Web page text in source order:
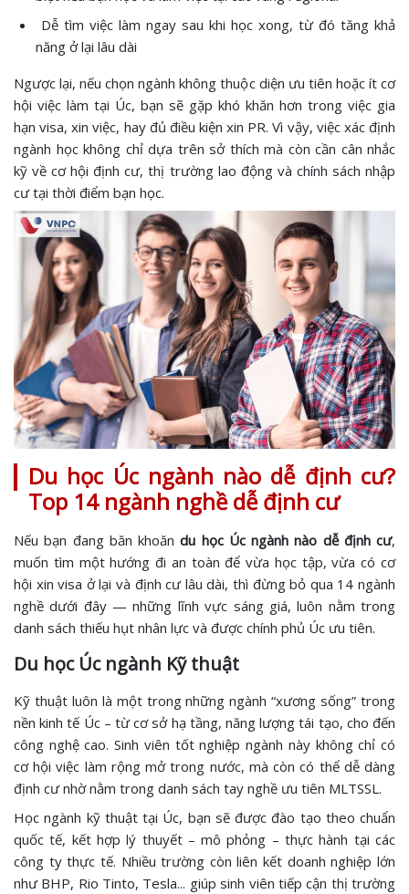
Dễ tìm việc làm ngay sau khi học xong, từ đó tăng khả
năng ở lại lâu dài
Ngược lại, nếu chọn ngành không thuộc diện ưu tiên hoặc ít cơ
hội việc làm tại Úc, bạn sẽ gặp khó khăn hơn trong việc gia
hạn visa, xin việc, hay đủ điều kiện xin PR. Vì vậy, việc xác định
ngành học không chỉ dựa trên sở thích mà còn cần cân nhắc
kỹ về cơ hội định cư, thị trường lao động và chính sách nhập
cư tại thời điểm bạn học.
Du học Úc ngành nào dễ định cư?
Top 14 ngành nghề dễ định cư
Nếu bạn đang băn khoăndu học Úc ngành nào dễ định cư,
muốn tìm một hướng đi an toàn để vừa học tập, vừa có cơ
hội xin visa ở lại và định cư lâu dài, thì đừng bỏ qua 14 ngành
nghề dưới đây — những lĩnh vực sáng giá, luôn nằm trong
danh sách thiếu hụt nhân lực và được chính phủ Úc ưu tiên.
Du học Úc ngành Kỹ thuật
Kỹ thuật luôn là một trong những ngành “xương sống” trong
nền kinh tế Úc – từ cơ sở hạ tầng, năng lượng tái tạo, cho đến
công nghệ cao. Sinh viên tốt nghiệp ngành này không chỉ có
cơ hội việc làm rộng mở trong nước, mà còn có thể dễ dàng
định cư nhờ nằm trong danh sách tay nghề ưu tiên MLTSSL.
Học ngành kỹ thuật tại Úc, bạn sẽ được đào tạo theo chuẩn
quốc tế, kết hợp lý thuyết – mô phỏng – thực hành tại các
công ty thực tế. Nhiều trường còn liên kết doanh nghiệp lớn
như BHP, Rio Tinto, Tesla... giúp sinh viên tiếp cận thị trường